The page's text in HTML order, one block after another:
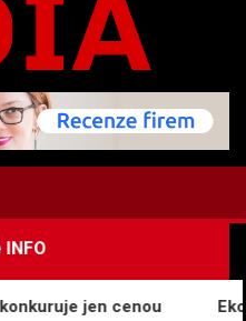
INFO
jen cenou